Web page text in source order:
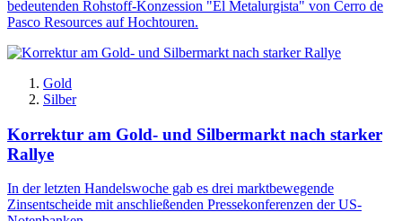
bedeutenden Rohstoff-Konzession "El Metalurgista" von Cerro de
Pasco Resources auf Hochtouren.
Gold
Silber
Korrektur am Gold- und Silbermarkt nach starker
Rallye
In der letzten Handelswoche gab es drei marktbewegende
Zinsentscheide mit anschließenden Pressekonferenzen der US-